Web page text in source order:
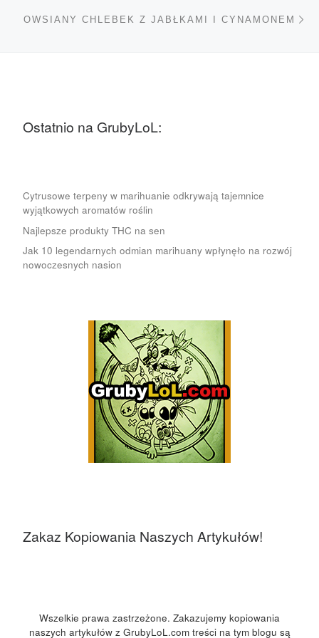
OWSIANY CHLEBEK Z JABŁKAMI I CYNAMONEM
Ostatnio na GrubyLoL:
Cytrusowe terpeny w marihuanie odkrywają tajemnice
wyjątkowych aromatów roślin
Najlepsze produkty THC na sen
Jak 10 legendarnych odmian marihuany wpłynęło na rozwój
nowoczesnych nasion
Zakaz Kopiowania Naszych Artykułów!
Wszelkie prawa zastrzeżone. Zakazujemy kopiowania
naszych artykułów z GrubyLoL.com treści na tym blogu są